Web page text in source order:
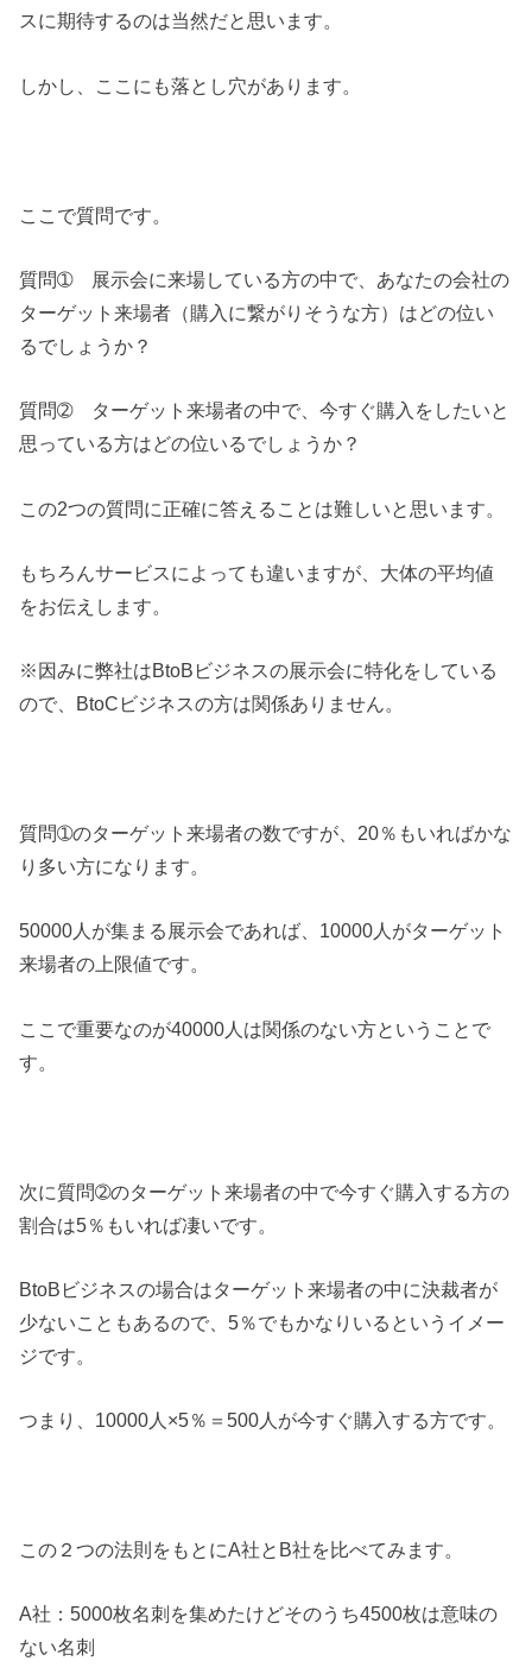
スに期待するのは当然だと思います。
しかし、ここにも落とし穴があります。
ここで質問です。
質問➀ 展示会に来場している方の中で、あなたの会社の
ターゲット来場者（購入に繋がりそうな方）はどの位い
るでしょうか？
質問➁ ターゲット来場者の中で、今すぐ購入をしたいと
思っている方はどの位いるでしょうか？
この2つの質問に正確に答えることは難しいと思います。
もちろんサービスによっても違いますが、大体の平均値
をお伝えします。
※因みに弊社はBtoBビジネスの展示会に特化をしている
ので、BtoCビジネスの方は関係ありません。
質問➀のターゲット来場者の数ですが、20％もいればかな
り多い方になります。
50000人が集まる展示会であれば、10000人がターゲット
来場者の上限値です。
ここで重要なのが40000人は関係のない方ということで
す。
次に質問➁のターゲット来場者の中で今すぐ購入する方の
割合は5％もいれば凄いです。
BtoBビジネスの場合はターゲット来場者の中に決裁者が
少ないこともあるので、5％でもかなりいるというイメー
ジです。
つまり、10000人×5％＝500人が今すぐ購入する方です。
この２つの法則をもとにA社とB社を比べてみます。
A社：5000枚名刺を集めたけどそのうち4500枚は意味の
ない名刺